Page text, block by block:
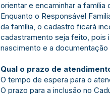
orientar e encaminhar a
Enquanto o Responsável
da família, o cadastro ficará
cadastramento seja feito, pois
nascimento e a
Qual o prazo de
O tempo de espera para o
O prazo para a inclusão no